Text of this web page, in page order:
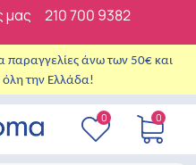
μας 210 700 9382
παραγγελίες άνω των 50€ και
όλη την Ελλάδα!
0 0